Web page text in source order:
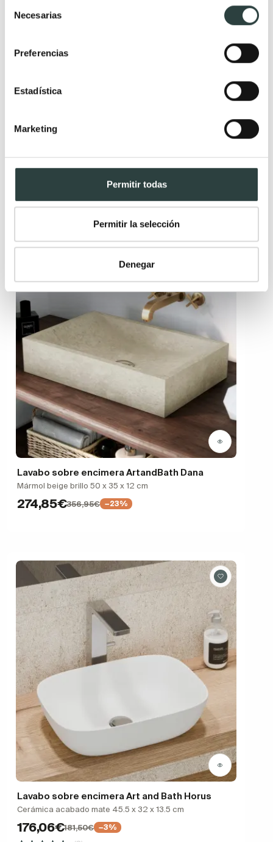
Necesarias
Preferencias
Estadística
Marketing
Permitir todas
Permitir la selección
Denegar
Lavabo sobre encimera Bruntec Capri
143,61€173,03€ −17%
Lavabo sobre encimera ArtandBath Dana
Mármol beige brillo 50 x 35 x 12 cm
274,85€356,95€ −23%
Lavabo sobre encimera Art and Bath Horus
Cerámica acabado mate 45.5 x 32 x 13.5 cm
176,06€181,50€ −3%